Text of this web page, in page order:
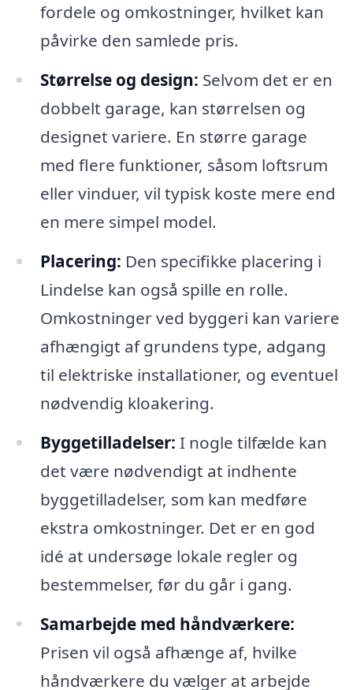
fordele og omkostninger, hvilket kan
påvirke den samlede pris.
Størrelse og design: Selvom det er en
dobbelt garage, kan størrelsen og
designet variere. En større garage
med flere funktioner, såsom loftsrum
eller vinduer, vil typisk koste mere end
en mere simpel model.
Placering: Den specifikke placering i
Lindelse kan også spille en rolle.
Omkostninger ved byggeri kan variere
afhængigt af grundens type, adgang
til elektriske installationer, og eventuel
nødvendig kloakering.
Byggetilladelser: I nogle tilfælde kan
det være nødvendigt at indhente
byggetilladelser, som kan medføre
ekstra omkostninger. Det er en god
idé at undersøge lokale regler og
bestemmelser, før du går i gang.
Samarbejde med håndværkere:
Prisen vil også afhænge af, hvilke
håndværkere du vælger at arbejde